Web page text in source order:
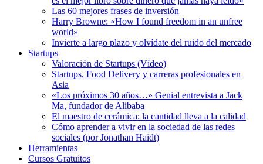
Las 60 mejores frases de inversión
Harry Browne: «How I found freedom in an unfree
world»
Invierte a largo plazo y olvídate del ruido del mercado
Startups
Valoración de Startups (Vídeo)
Startups, Food Delivery y carreras profesionales en
Asia
«Los próximos 30 años…» Genial entrevista a Jack
Ma, fundador de Alibaba
El maestro de cerámica: la cantidad lleva a la calidad
Cómo aprender a vivir en la sociedad de las redes
sociales (por Jonathan Haidt)
Herramientas
Cursos Gratuitos